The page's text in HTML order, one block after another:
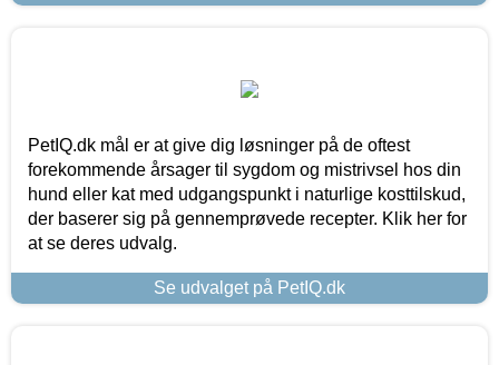
PetIQ.dk mål er at give dig løsninger på de oftest
forekommende årsager til sygdom og mistrivsel hos din
hund eller kat med udgangspunkt i naturlige kosttilskud,
der baserer sig på gennemprøvede recepter. Klik her for
at se deres udvalg.
Se udvalget på PetIQ.dk